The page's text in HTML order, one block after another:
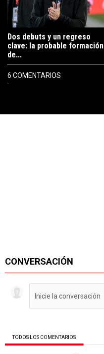
Dos debuts y un regreso
clave: la probable formación
de...
6 COMENTARIOS
CONVERSACIÓN
TODOS LOS COMENTARIOS
Todos los comentarios